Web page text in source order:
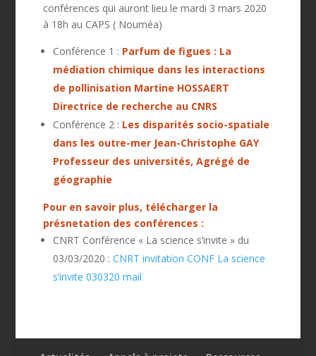
conférences qui auront lieu le mardi 3 mars 2020
à 18h au CAPS ( Nouméa)
Conférence 1 : Parfum de figues : La
médiation chimique dans les interactions
de pollinisation Martine HOSSAERT
Directrice de recherche au CNRS
Conférence 2 : Les disparités socio-spatiale
dans les outre-mer Jean-Christophe GAY
Professeur des universités, Agrégé de
géographie
Pour en savoir plus, télécharger la
présnetation des conférences :
CNRT Conférence « La science s’invite » du
03/03/2020 : CNRT invitation CONF La science
s’invite 030320 mail